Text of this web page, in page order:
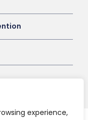
experience,